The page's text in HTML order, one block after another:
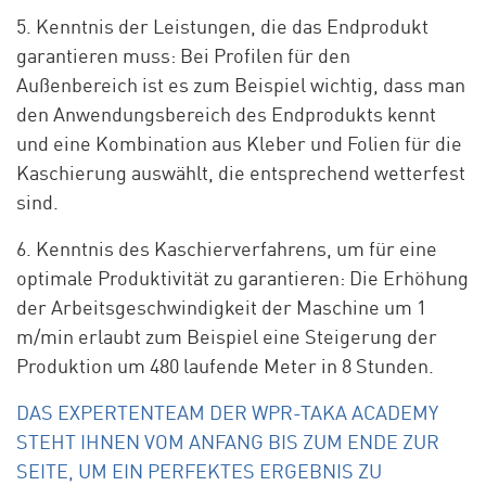
5. Kenntnis der Leistungen, die das Endprodukt
garantieren muss: Bei Profilen für den
Außenbereich ist es zum Beispiel wichtig, dass man
den Anwendungsbereich des Endprodukts kennt
und eine Kombination aus Kleber und Folien für die
Kaschierung auswählt, die entsprechend wetterfest
sind.
6. Kenntnis des Kaschierverfahrens, um für eine
optimale Produktivität zu garantieren: Die Erhöhung
der Arbeitsgeschwindigkeit der Maschine um 1
m/min erlaubt zum Beispiel eine Steigerung der
Produktion um 480 laufende Meter in 8 Stunden.
DAS EXPERTENTEAM DER WPR-TAKA ACADEMY
STEHT IHNEN VOM ANFANG BIS ZUM ENDE ZUR
SEITE, UM EIN PERFEKTES ERGEBNIS ZU